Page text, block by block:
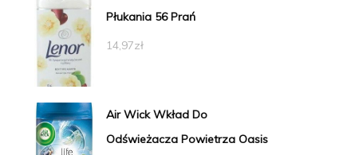
Płukania 56 Prań
14,97zł
Air Wick Wkład Do
Odświeżacza Powietrza Oasis